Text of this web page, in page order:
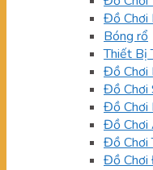
Đồ Chơi
Bóng rổ
Thiết Bị
Đồ Chơi
Đồ Chơi
Đồ Chơi
Đồ Chơi
Đồ Chơi
Đồ Chơi